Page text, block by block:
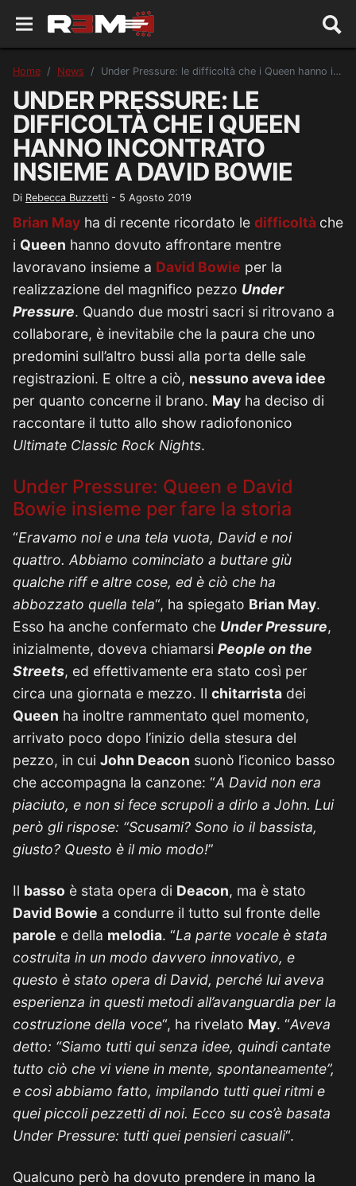
Home News Under Pressure: le difficoltà che i Queen hanno incontrato insieme a David Bowie
UNDER PRESSURE: LE
DIFFICOLTÀ CHE I QUEEN
HANNO INCONTRATO
INSIEME A DAVID BOWIE
Di Rebecca Buzzetti - 5 Agosto 2019
Brian May ha di recente ricordato le difficoltà che
i Queen hanno dovuto affrontare mentre
lavoravano insieme a David Bowie per la
realizzazione del magnifico pezzo Under
Pressure. Quando due mostri sacri si ritrovano a
collaborare, è inevitabile che la paura che uno
predomini sull’altro bussi alla porta delle sale
registrazioni. E oltre a ciò, nessuno aveva idee
per quanto concerne il brano. May ha deciso di
raccontare il tutto allo show radiofononico
Ultimate Classic Rock Nights.
Under Pressure: Queen e David
Bowie insieme per fare la storia
“Eravamo noi e una tela vuota, David e noi
quattro. Abbiamo cominciato a buttare giù
qualche riff e altre cose, ed è ciò che ha
abbozzato quella tela“, ha spiegato Brian May.
Esso ha anche confermato che Under Pressure,
inizialmente, doveva chiamarsi People on the
Streets, ed effettivamente era stato così per
circa una giornata e mezzo. Il chitarrista dei
Queen ha inoltre rammentato quel momento,
arrivato poco dopo l’inizio della stesura del
pezzo, in cui John Deacon suonò l’iconico basso
che accompagna la canzone: “A David non era
piaciuto, e non si fece scrupoli a dirlo a John. Lui
però gli rispose: “Scusami? Sono io il bassista,
giusto? Questo è il mio modo!”
Il basso è stata opera di Deacon, ma è stato
David Bowie a condurre il tutto sul fronte delle
parole e della melodia. “La parte vocale è stata
costruita in un modo davvero innovativo, e
questo è stato opera di David, perché lui aveva
esperienza in questi metodi all’avanguardia per la
costruzione della voce“, ha rivelato May. “Aveva
detto: “Siamo tutti qui senza idee, quindi cantate
tutto ciò che vi viene in mente, spontaneamente”,
e così abbiamo fatto, impilando tutti quei ritmi e
quei piccoli pezzetti di noi. Ecco su cos’è basata
Under Pressure: tutti quei pensieri casuali“.
Qualcuno però ha dovuto prendere in mano la